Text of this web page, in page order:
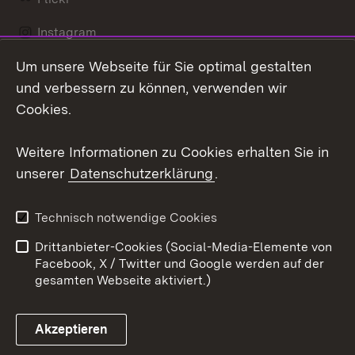
Instagram
Social Wall
Link zum Landesportal
Barrierefreiheit
Benutzungshinweise
Impressum
Cookies
Um unsere Webseite für Sie optimal gestalten
und verbessern zu können, verwenden wir
Cookies.
Weitere Informationen zu Cookies erhalten Sie in
unserer Datenschutzerklärung.
Technisch notwendige Cookies
Drittanbieter-Cookies (Social-Media-Elemente von
Facebook, X / Twitter und Google werden auf der
gesamten Webseite aktiviert.)
Akzeptieren